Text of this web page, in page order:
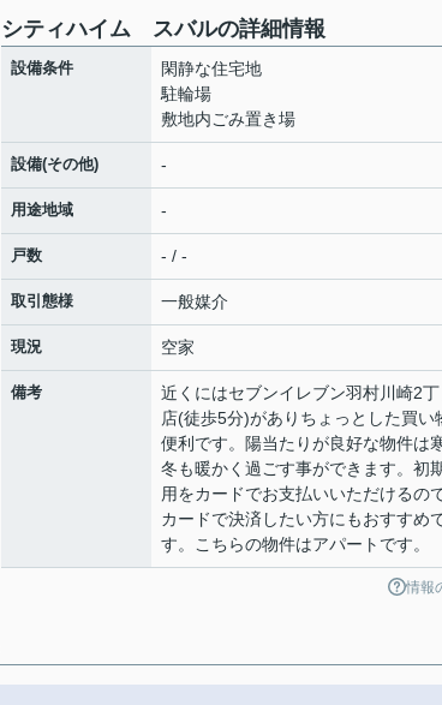
シティハイム スバルの詳細情報
設備条件
閑静な住宅地
駐輪場
敷地内ごみ置き場
設備(その他) -
用途地域 -
戸数 - / -
取引態様 一般媒介
現況 空家
備考
近くにはセブンイレブン羽村川崎2
店(徒歩5分)がありちょっとした買い
便利です。陽当たりが良好な物件は
冬も暖かく過ごす事ができます。初
用をカードでお支払いいただけるの
カードで決済したい方にもおすすめ
す。こちらの物件はアパートです。
情報